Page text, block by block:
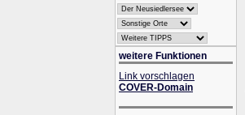
weitere Funktionen
Link vorschlagen
COVER-Domain